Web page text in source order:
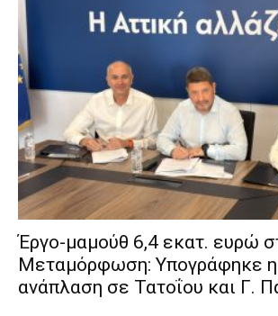
Έργο-μαμούθ 6,4 εκατ. ευρώ
Μεταμόρφωση: Υπογράφηκε η
ανάπλαση σε Τατοΐου και Γ.